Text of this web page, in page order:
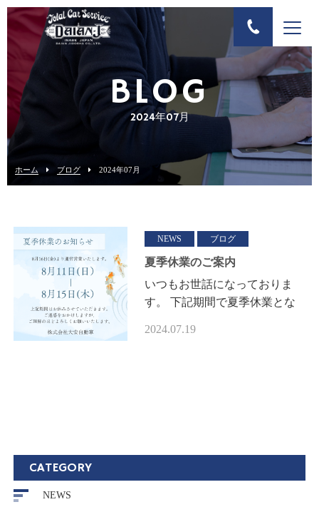
BLOG
2024年07月
ホーム ブログ 2024年07月
NEWS ブログ
夏季休業のご案内
いつもお世話になっておりま
す。 下記期間で夏季休業とな
2024.07.19
CATEGORY
NEWS